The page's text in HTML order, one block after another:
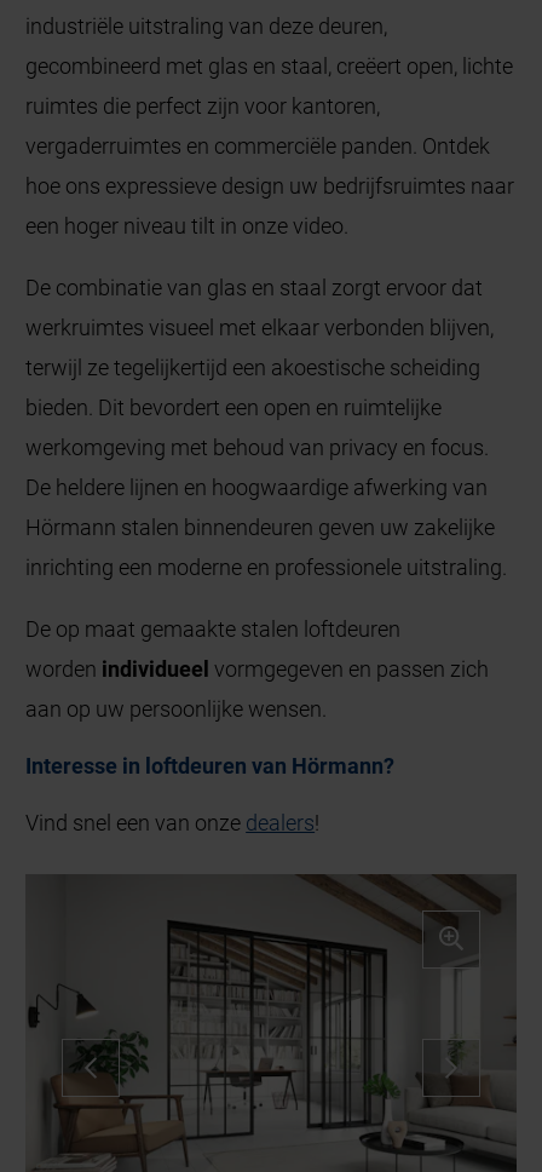
industriële uitstraling van deze deuren,
gecombineerd met glas en staal, creëert open, lichte
ruimtes die perfect zijn voor kantoren,
vergaderruimtes en commerciële panden. Ontdek
hoe ons expressieve design uw bedrijfsruimtes naar
een hoger niveau tilt in onze video.
De combinatie van glas en staal zorgt ervoor dat
werkruimtes visueel met elkaar verbonden blijven,
terwijl ze tegelijkertijd een akoestische scheiding
bieden. Dit bevordert een open en ruimtelijke
werkomgeving met behoud van privacy en focus.
De heldere lijnen en hoogwaardige afwerking van
Hörmann stalen binnendeuren geven uw zakelijke
inrichting een moderne en professionele uitstraling.
De op maat gemaakte stalen loftdeuren
worden individueel vormgegeven en passen zich
aan op uw persoonlijke wensen.
Interesse in loftdeuren van Hörmann?
Vind snel een van onze dealers!